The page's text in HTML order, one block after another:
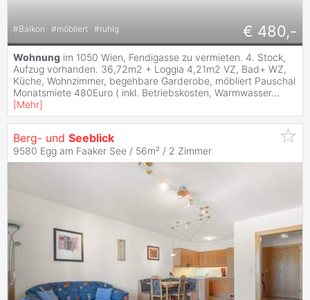
#Balkon #möbliert #ruhig € 480,-
Wohnung im 1050 Wien, Fendigasse zu vermieten. 4. Stock,
Aufzug vorhanden. 36,72m2 + Loggia 4,21m2 VZ, Bad+ WZ,
Küche, Wohnzimmer, begehbare Garderobe, möbliert Pauschal
Monatsmiete 480Euro ( inkl. Betriebskosten, Warmwasser...
[Mehr]
Berg- und Seeblick
9580 Egg am Faaker See / 56m² / 2 Zimmer